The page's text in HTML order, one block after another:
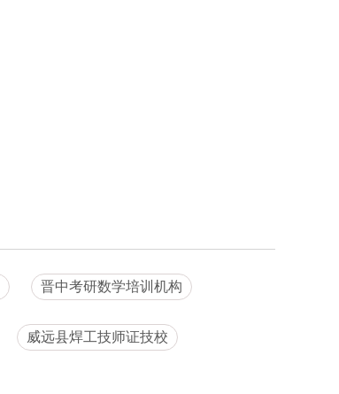
晋中考研数学培训机构
威远县焊工技师证技校